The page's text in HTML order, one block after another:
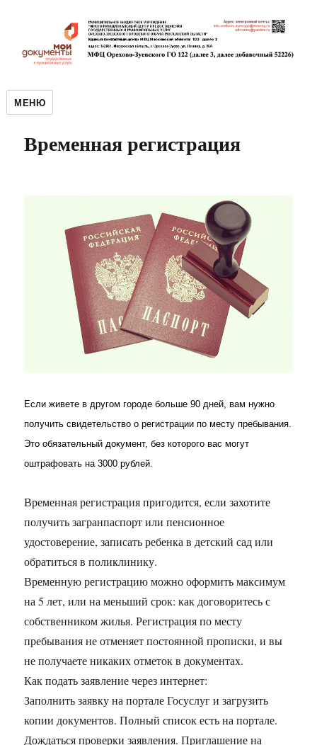
МЕНЮ
Временная регистрация
Если живете в другом городе больше 90 дней, вам нужно
получить свидетельство о регистрации по месту пребывания.
Это обязательный документ, без которого вас могут
оштрафовать на 3000 рублей.
Временная регистрация пригодится, если захотите
получить загранпаспорт или пенсионное
удостоверение, записать ребенка в детский сад или
обратиться в поликлинику.
Временную регистрацию можно оформить максимум
на 5 лет, или на меньший срок: как договоритесь с
собственником жилья. Регистрация по месту
пребывания не отменяет постоянной прописки, и вы
не получаете никаких отметок в документах.
Как подать заявление через интернет:
Заполнить заявку на портале Госуслуг и загрузить
копии документов. Полный список есть на портале.
Дождаться проверки заявления. Приглашение на